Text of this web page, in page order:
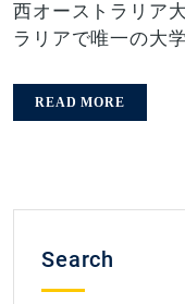
西オーストラリア
ラリアで唯一の大
READ MORE
Search